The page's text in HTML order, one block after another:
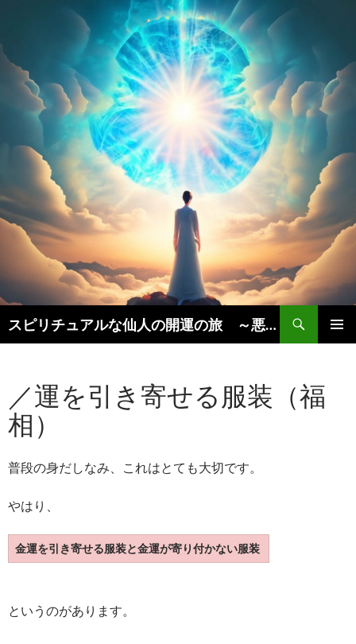
スピリチュアルな仙人の開運の旅 ～悪運を断ち、豊かな人生を引き寄せる秘訣実践法～
索
ツ
へ
ス
ッ
／運を引き寄せる服装（福
相）
普段の身だしなみ、これはとても大切です。
やはり、
金運を引き寄せる服装と金運が寄り付かない服装
というのがあります。